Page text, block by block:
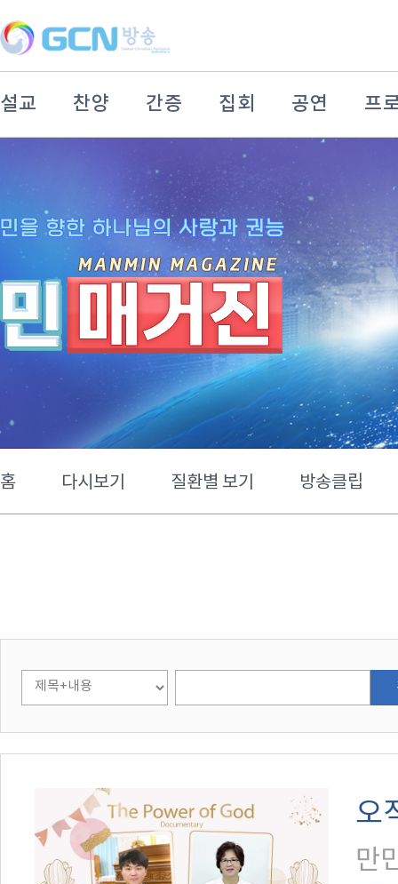
설교 찬양 간증 집회 공연 프
홈 다시보기 질환별 보기 방송클립
오
만